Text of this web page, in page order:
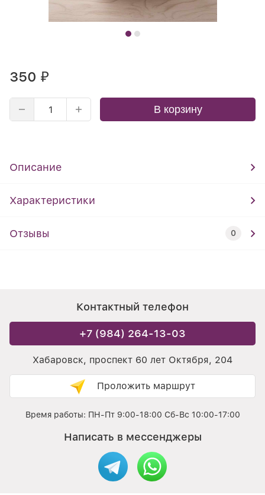
350 ₽
В корзину
Описание
Характеристики
Отзывы 0
Контактный телефон
+7 (984) 264-13-03
Хабаровск, проспект 60 лет Октября, 204
Проложить маршрут
Время работы: ПН-Пт 9:00-18:00 Сб-Вс 10:00-17:00
Написать в мессенджеры